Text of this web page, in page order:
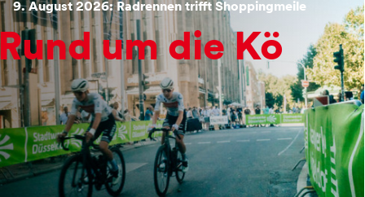
9. August 2026: Radrennen trifft Shoppingmeile
um die Kö